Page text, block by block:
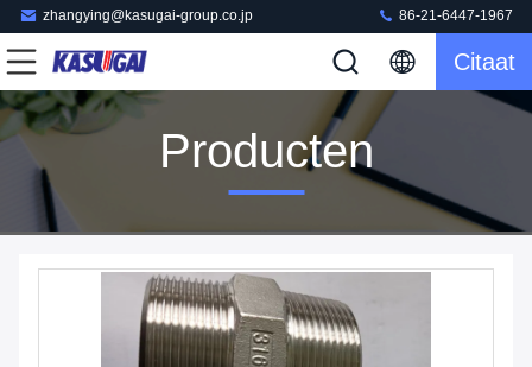
zhangying@kasugai-group.co.jp 86-21-6447-1967
Citaat
Producten